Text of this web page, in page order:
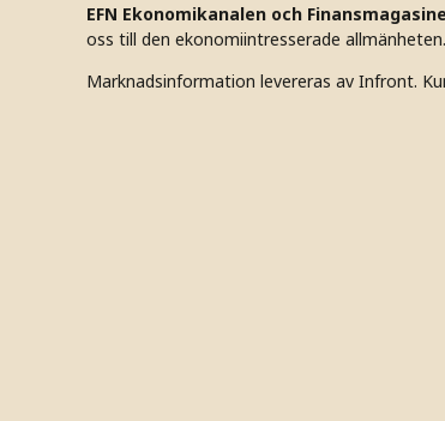
EFN Ekonomikanalen och
oss till den ekonomiintresserade allmänheten.
Marknadsinformation levereras av Infront.